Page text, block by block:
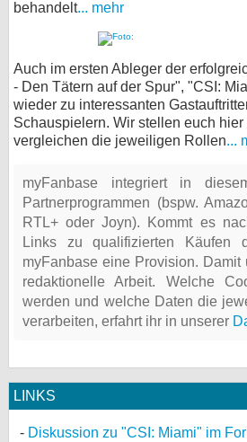
behandelt... mehr
Auch im ersten Ableger der
- Den Tätern auf der Spur", "CSI:
wieder zu interessanten
Schauspielern. Wir stellen euch
vergleichen die jeweiligen Rollen...
myFanbase integriert in
Partnerprogrammen (bspw.
RTL+ oder Joyn). Kommt es
Links zu qualifizierten Käufen
myFanbase eine Provision. Damit
redaktionelle Arbeit. Welche
werden und welche Daten die
verarbeiten, erfahrt ihr in unserer
LINKS
Diskussion zu "CSI: Miami" im